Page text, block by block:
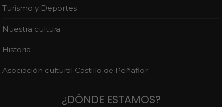
Turismo y Deportes
Nuestra cultura
Historia
Asociación cultural Castillo de Peñaflor
¿DÓNDE ESTAMOS?